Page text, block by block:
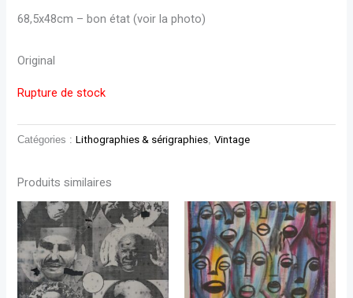
68,5x48cm – bon état (voir la photo)
Original
Rupture de stock
Catégories :Lithographies & sérigraphies ,Vintage
Produits similaires